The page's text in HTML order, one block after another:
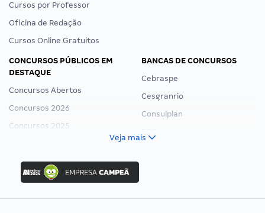
Cursos por Professor
Oficina de Redação
Cursos Online Gratuitos
CONCURSOS PÚBLICOS EM
DESTAQUE
Concursos Abertos
Concursos 2026
Concursos 2025
Concurso Ibama
Concurso MPU
Editais publicados
BANCAS DE CONCURSOS
Cebraspe
Cesgranrio
Consulplan
Veja mais